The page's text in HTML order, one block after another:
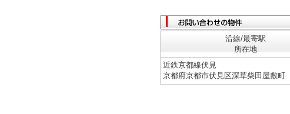
沿線/最寄駅
所在地
近鉄京都線伏見
京都府京都市伏見区深草柴田屋敷町